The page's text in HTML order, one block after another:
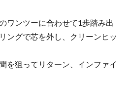
ワンツーに合わせて1歩踏み出
ングで芯を外し、クリーンヒッ
を狙ってリターン、インファイ